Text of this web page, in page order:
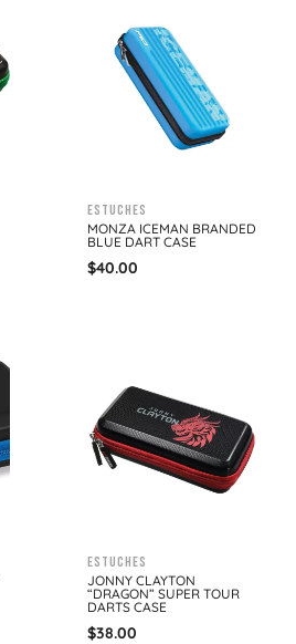
Estuches
MONZA ICEMAN BRANDED
BLUE DART CASE
$40.00
Estuches
JONNY CLAYTON
“DRAGON” SUPER TOUR
DARTS CASE
$38.00